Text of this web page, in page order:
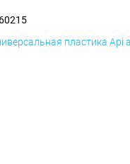
пластика Api